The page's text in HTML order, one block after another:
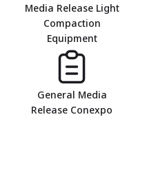
Media Release Light
Compaction
Equipment
General Media
Release Conexpo